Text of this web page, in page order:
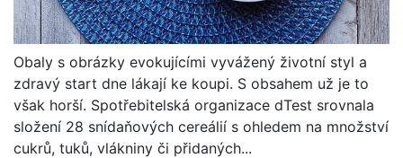
Obaly s obrázky evokujícími vyvážený životní styl a
zdravý start dne lákají ke koupi. S obsahem už je to
však horší. Spotřebitelská organizace dTest srovnala
složení 28 snídaňových cereálií s ohledem na množství
cukrů, tuků, vlákniny či přidaných...